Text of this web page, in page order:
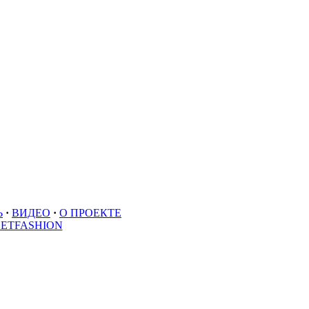
· ВИДЕО · О ПРОЕКТЕ